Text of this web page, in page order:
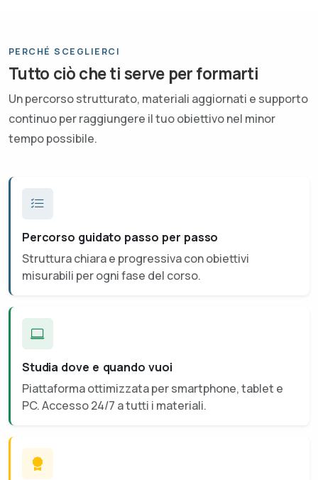
PERCHÉ SCEGLIERCI
Tutto ciò che ti serve per formarti
Un percorso strutturato, materiali aggiornati e supporto
continuo per raggiungere il tuo obiettivo nel minor
tempo possibile.
Percorso guidato passo per passo
Struttura chiara e progressiva con obiettivi
misurabili per ogni fase del corso.
Studia dove e quando vuoi
Piattaforma ottimizzata per smartphone, tablet e
PC. Accesso 24/7 a tutti i materiali.